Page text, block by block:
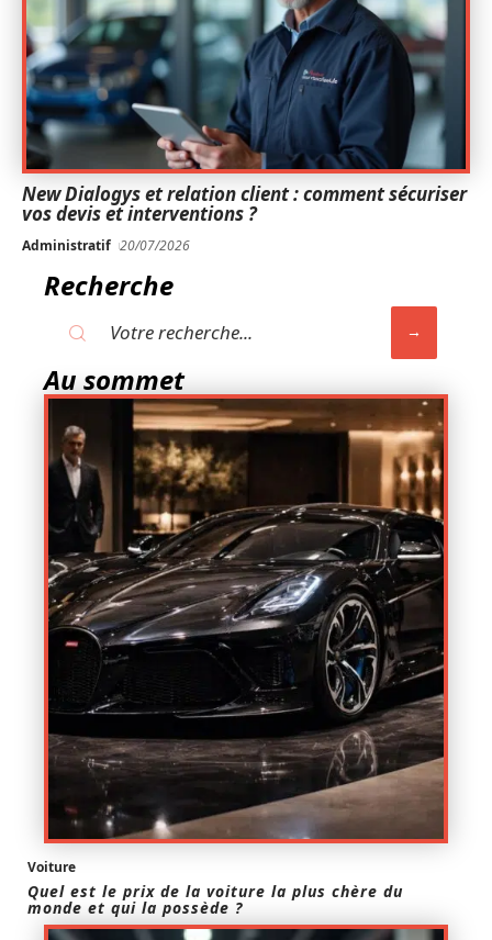
New Dialogys et relation client : comment sécuriser
vos devis et interventions ?
Administratif 20/07/2026
Recherche
Au sommet
Voiture
Quel est le prix de la voiture la plus chère du
monde et qui la possède ?